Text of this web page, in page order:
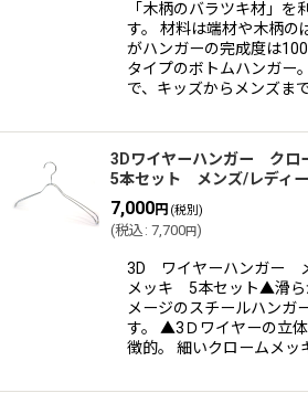
「木柄のバラツキ材」を
す。 材料は端材や木柄の
がハンガーの完成度は
タイプのボトムハンガー
で、キッズからメンズま
3Dワイヤーハンガー ク
5本セット メンズ/レディ
7,000円 (税別)
(税込 : 7,700円)
3D ワイヤーハンガー
メッキ 5本セット▲滑ら
メージのスチールハンガ
す。 ▲3Ｄワイヤーの立
徴的。 細いクロームメッ